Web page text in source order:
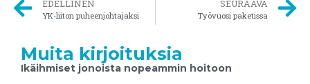
EDELLINEN
YK-liiton puheenjohtajaksi
SEURAAVA
Työvuosi paketissa
Muita kirjoituksia
Ikäihmiset jonoista nopeammin hoitoon